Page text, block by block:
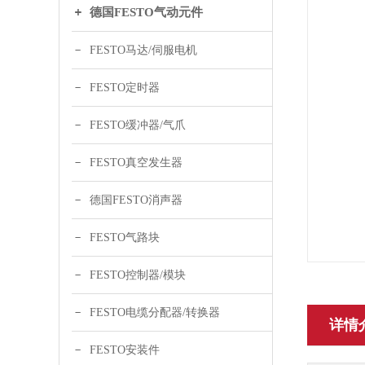
德国FESTO气动元件
FESTO马达/伺服电机
FESTO定时器
FESTO缓冲器/气爪
FESTO真空发生器
德国FESTO消声器
FESTO气路块
FESTO控制器/模块
FESTO电缆分配器/转换器
FESTO安装件
详情